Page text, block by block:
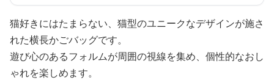
猫好きにはたまらない、猫型のユニークなデザインが施さ
れた横長かごバッグです。
遊び心のあるフォルムが周囲の視線を集め、個性的なおし
ゃれを楽しめます。